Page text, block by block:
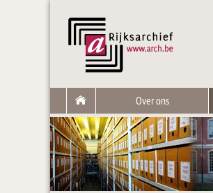
Over ons